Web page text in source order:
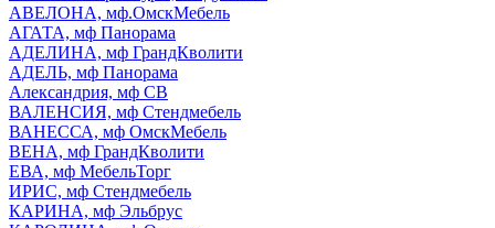
АВЕЛОНА, мф.ОмскМебель
АГАТА, мф Панорама
АДЕЛИНА, мф ГрандКволити
АДЕЛЬ, мф Панорама
Александрия, мф СВ
ВАЛЕНСИЯ, мф Стендмебель
ВАНЕССА, мф ОмскМебель
ВЕНА, мф ГрандКволити
ЕВА, мф МебельТорг
ИРИС, мф Стендмебель
КАРИНА, мф Эльбрус